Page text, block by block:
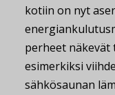
kotiin on nyt
perheet
esimerkiksi
sähkösaunan